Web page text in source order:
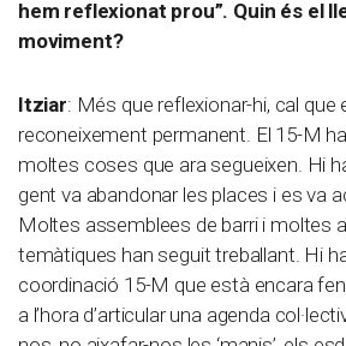
hem reflexionat prou”. Quin és el
moviment?
Itziar: Més que reflexionar-hi, cal que
reconeixement permanent. El 15-M
moltes coses que ara segueixen. Hi
gent va abandonar les places i es va
Moltes assemblees de barri i moltes
temàtiques han seguit treballant. Hi
coordinació 15-M que està encara
a l’hora d’articular una agenda